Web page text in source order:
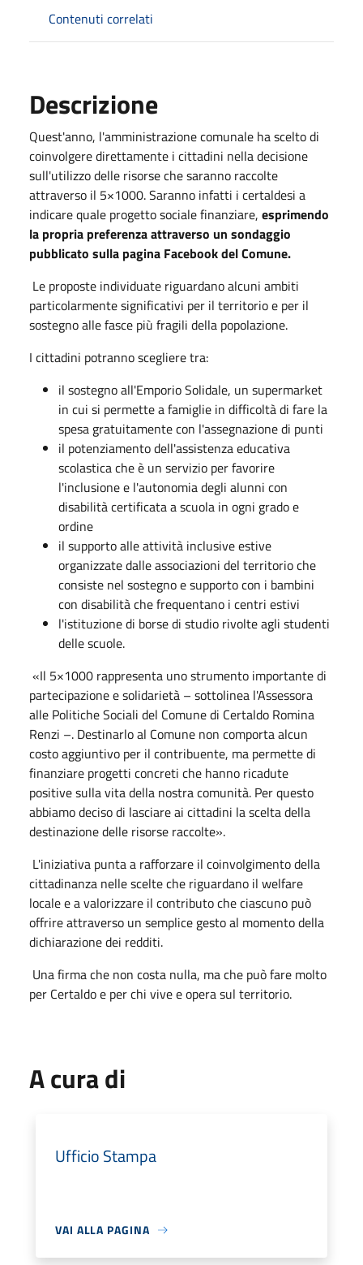
Contenuti correlati
Descrizione
Quest'anno, l'amministrazione comunale ha scelto di
coinvolgere direttamente i cittadini nella decisione
sull'utilizzo delle risorse che saranno raccolte
attraverso il 5×1000. Saranno infatti i certaldesi a
indicare quale progetto sociale finanziare, esprimendo
la propria preferenza attraverso un sondaggio
pubblicato sulla pagina Facebook del Comune.
Le proposte individuate riguardano alcuni ambiti
particolarmente significativi per il territorio e per il
sostegno alle fasce più fragili della popolazione.
I cittadini potranno scegliere tra:
il sostegno all'Emporio Solidale, un supermarket
in cui si permette a famiglie in difficoltà di fare la
spesa gratuitamente con l'assegnazione di punti
il potenziamento dell'assistenza educativa
scolastica che è un servizio per favorire
l'inclusione e l'autonomia degli alunni con
disabilità certificata a scuola in ogni grado e
ordine
il supporto alle attività inclusive estive
organizzate dalle associazioni del territorio che
consiste nel sostegno e supporto con i bambini
con disabilità che frequentano i centri estivi
l'istituzione di borse di studio rivolte agli studenti
delle scuole.
«Il 5×1000 rappresenta uno strumento importante di
partecipazione e solidarietà – sottolinea l'Assessora
alle Politiche Sociali del Comune di Certaldo Romina
Renzi –. Destinarlo al Comune non comporta alcun
costo aggiuntivo per il contribuente, ma permette di
finanziare progetti concreti che hanno ricadute
positive sulla vita della nostra comunità. Per questo
abbiamo deciso di lasciare ai cittadini la scelta della
destinazione delle risorse raccolte».
L'iniziativa punta a rafforzare il coinvolgimento della
cittadinanza nelle scelte che riguardano il welfare
locale e a valorizzare il contributo che ciascuno può
offrire attraverso un semplice gesto al momento della
dichiarazione dei redditi.
Una firma che non costa nulla, ma che può fare molto
per Certaldo e per chi vive e opera sul territorio.
A cura di
Ufficio Stampa
VAI ALLA PAGINA